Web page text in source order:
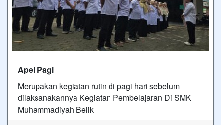
Apel Pagi
Merupakan kegiatan rutin di pagi hari sebelum
dilaksanakannya Kegiatan Pembelajaran Di SMK
Muhammadiyah Belik